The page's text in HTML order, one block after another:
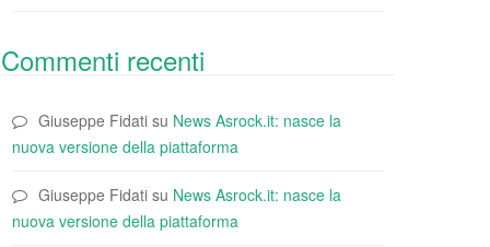
Commenti recenti
Giuseppe Fidati su News Asrock.it: nasce la
nuova versione della piattaforma
Giuseppe Fidati su News Asrock.it: nasce la
nuova versione della piattaforma